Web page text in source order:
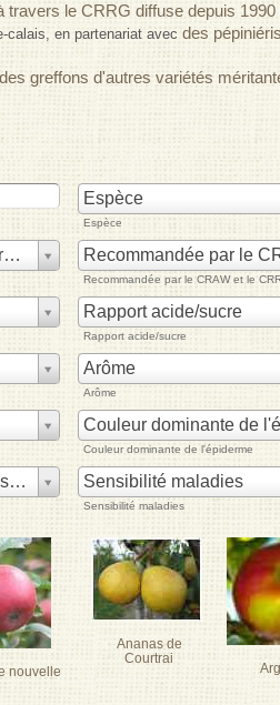
travers le CRRG diffuse depuis
calais, en partenariat avec des
greffons d'autres variétés
Espèce
Espèce
Terroir où la variété a été retrouvée
Recommandée par le CRAW et le
Rapport acide/sucre
Rapport acide/sucre
Arôme
Arôme
Couleur dominante de l'épiderme
Période maximale de conservation Sensibilité maladies
Sensibilité maladies
nouvelle
Ananas de
Courtrai